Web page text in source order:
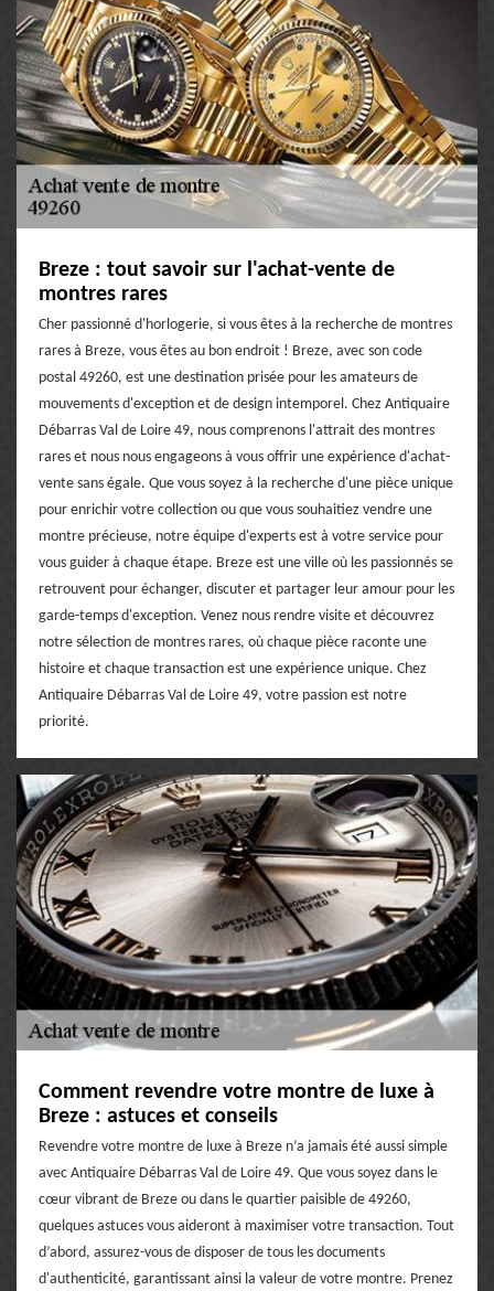
Breze : tout savoir sur l'achat-vente de
montres rares
Cher passionné d'horlogerie, si vous êtes à la recherche de montres
rares à Breze, vous êtes au bon endroit ! Breze, avec son code
postal 49260, est une destination prisée pour les amateurs de
mouvements d'exception et de design intemporel. Chez Antiquaire
Débarras Val de Loire 49, nous comprenons l'attrait des montres
rares et nous nous engageons à vous offrir une expérience d'achat-
vente sans égale. Que vous soyez à la recherche d'une pièce unique
pour enrichir votre collection ou que vous souhaitiez vendre une
montre précieuse, notre équipe d'experts est à votre service pour
vous guider à chaque étape. Breze est une ville où les passionnés se
retrouvent pour échanger, discuter et partager leur amour pour les
garde-temps d'exception. Venez nous rendre visite et découvrez
notre sélection de montres rares, où chaque pièce raconte une
histoire et chaque transaction est une expérience unique. Chez
Antiquaire Débarras Val de Loire 49, votre passion est notre
priorité.
Comment revendre votre montre de luxe à
Breze : astuces et conseils
Revendre votre montre de luxe à Breze n’a jamais été aussi simple
avec Antiquaire Débarras Val de Loire 49. Que vous soyez dans le
cœur vibrant de Breze ou dans le quartier paisible de 49260,
quelques astuces vous aideront à maximiser votre transaction. Tout
d’abord, assurez-vous de disposer de tous les documents
d'authenticité, garantissant ainsi la valeur de votre montre. Prenez